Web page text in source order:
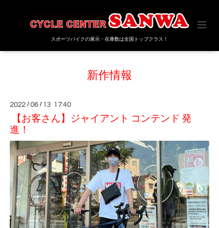
スポーツバイクの展示・在庫数は全国トップクラス！
新作情報
2022 /06 / 13 17:40
【お客さん】ジャイアント コンテンド 発
進！